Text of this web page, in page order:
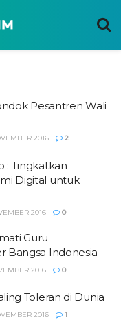
Pesantren Wali
2016 2
: Tingkatkan
Digital untuk
2016 0
Guru
Bangsa Indonesia
2016 0
Toleran di Dunia
2016 1